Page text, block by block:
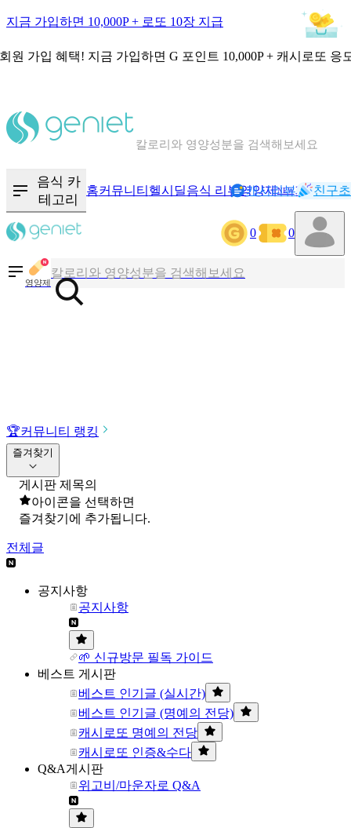
지금 가입하면 10,000P + 로또 10장 지급
원 가입 혜택! 지금 가입하면 G 포인트 10,000P + 캐시로또 응
칼로리와 영양성분을 검색해보세요
음식 카
테고리
홈커뮤니티 헬시딜음식 리뷰영양제NEW기록
캐시리뷰 친구
0 0
영양제
칼로리와 영양성분을 검색해보세요
혈당 · 다이어트 음식 검색해보세요
🏆커뮤니티 랭킹
즐겨찾기
게시판 제목의
아이콘을 선택하면
즐겨찾기에 추가됩니다.
전체글
공지사항
공지사항
🌱 신규방문 필독 가이드
베스트 게시판
베스트 인기글 (실시간)
베스트 인기글 (명예의 전당)
캐시로또 명예의 전당
캐시로또 인증&수다
Q&A게시판
위고비/마운자로 Q&A